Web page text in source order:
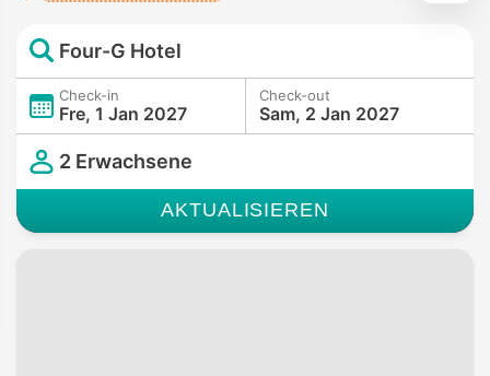
Four-G Hotel
Check-in
Fre, 1 Jan 2027
Check-out
Sam, 2 Jan 2027
2 Erwachsene
AKTUALISIEREN